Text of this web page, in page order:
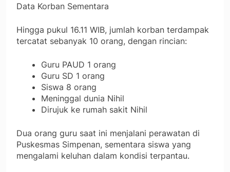
Data Korban Sementara
Hingga pukul 16.11 WIB, jumlah korban terdampak
tercatat sebanyak 10 orang, dengan rincian:
Guru PAUD 1 orang
Guru SD 1 orang
Siswa 8 orang
Meninggal dunia Nihil
Dirujuk ke rumah sakit Nihil
Dua orang guru saat ini menjalani perawatan di
Puskesmas Simpenan, sementara siswa yang
mengalami keluhan dalam kondisi terpantau.